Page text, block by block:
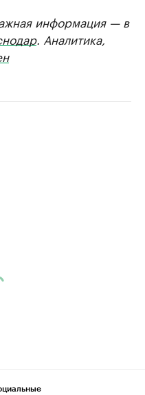
информация — в
. Аналитика,